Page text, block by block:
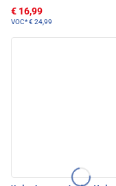
€ 16,99
VOC*€ 24,99